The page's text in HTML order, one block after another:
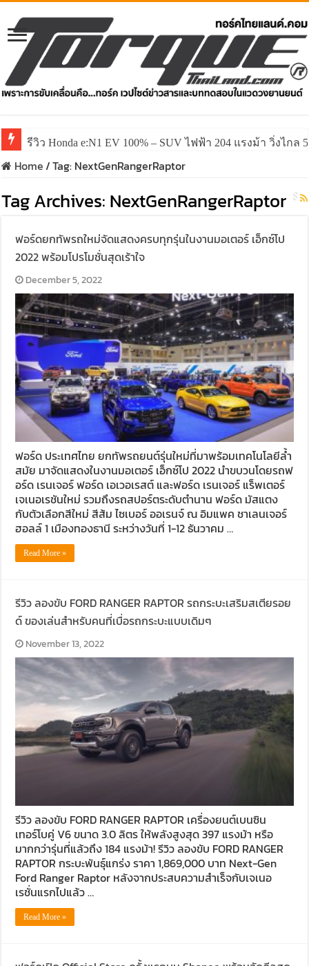
รีวิว Honda e:N1 EV 100% – SUV ไฟฟ้า 204 แรงม้า วิ่งไกล
รีวิว ลองขับ All New GWM HAVAL H6 ปรับโฉมหน้าใหม่
Home/Tag: NextGenRangerRaptor
Tag Archives: NextGenRangerRaptor
ฟอร์ดยกทัพรถใหม่จัดแสดงครบทุกรุ่นในงานมอเตอร์ เอ็กซ์โป
2022 พร้อมโปรโมชั่นสุดเร้าใจ
December 5, 2022
ฟอร์ด ประเทศไทย ยกทัพรถยนต์รุ่นใหม่ที่มาพร้อมเทคโนโลยีล้ำ
สมัย มาจัดแสดงในงานมอเตอร์ เอ็กซ์โป 2022 นำขบวนโดยรถฟ
อร์ด เรนเจอร์ ฟอร์ด เอเวอเรสต์ และฟอร์ด เรนเจอร์ แร็พเตอร์
เจเนอเรชันใหม่ รวมถึงรถสปอร์ตระดับตำนาน ฟอร์ด มัสแตง
กับตัวเลือกสีใหม่ สีส้ม ไซเบอร์ ออเรนจ์ ณ อิมแพค ชาเลนเจอร์
ฮอลล์ 1 เมืองทองธานี ระหว่างวันที่ 1-12 ธันวาคม …
Read More »
รีวิว ลองขับ FORD RANGER RAPTOR รถกระบะเสริมสเตียรอย
ด์ ของเล่นสำหรับคนที่เบื่อรถกระบะแบบเดิมๆ
November 13, 2022
รีวิว ลองขับ FORD RANGER RAPTOR เครื่องยนต์เบนซิน
เทอร์โบคู่ V6 ขนาด 3.0 ลิตร ให้พลังสูงสุด 397 แรงม้า หรือ
มากกว่ารุ่นที่แล้วถึง 184 แรงม้า! รีวิว ลองขับ FORD RANGER
RAPTOR กระบะพันธุ์แกร่ง ราคา 1,869,000 บาท Next-Gen
Ford Ranger Raptor หลังจากประสบความสำเร็จกับเจเนอ
เรชั่นแรกไปแล้ว …
Read More »